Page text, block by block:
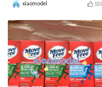
xiaomodel 183